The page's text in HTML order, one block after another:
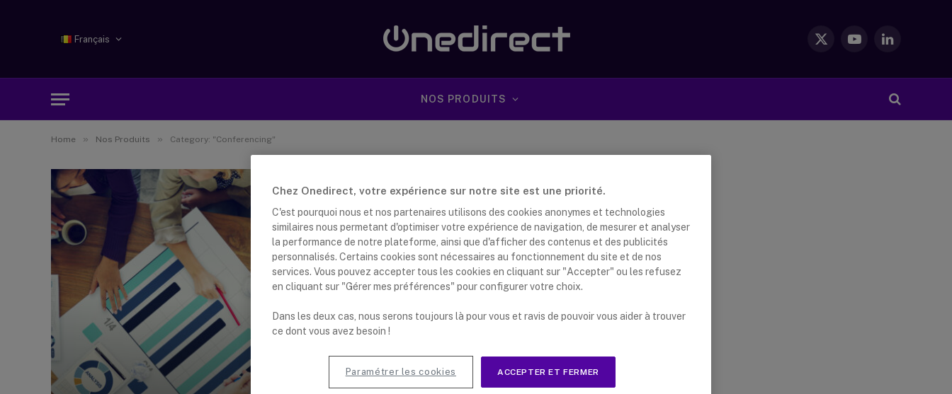
Français
X
YouTubeLinkedIn
NOS PRODUITS
Home » Nos Produits » Category: "Conferencing"
Chez Onedirect, votre expérience sur notre site est une priorité.
C'est pourquoi nous et nos partenaires utilisons des cookies anonymes et technologies
similaires nous permetant d'optimiser votre expérience de navigation, de mesurer et analyser
la performance de notre plateforme, ainsi que d'afficher des contenus et des publicités
personnalisés. Certains cookies sont nécessaires au fonctionnement du site et de nos
services. Vous pouvez accepter tous les cookies en cliquant sur "Accepter" ou les refusez
en cliquant sur "Gérer mes préférences" pour configurer votre choix.
Dans les deux cas, nous serons toujours là pour vous et ravis de pouvoir vous aider à trouver
ce dont vous avez besoin !
ACCEPTER ET FERMER
Paramétrer les cookies